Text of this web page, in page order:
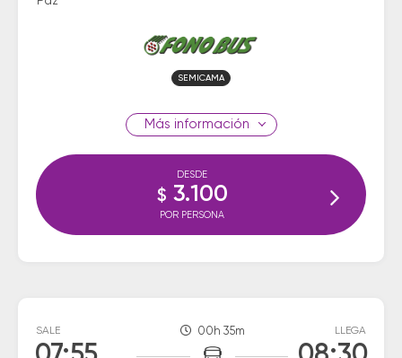
SEMICAMA
información
DESDE
$ 3.100
POR PERSONA
SALE 00h 35m LLEGA